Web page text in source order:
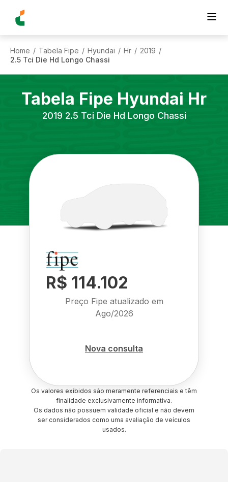
Home / Tabela Fipe / Hyundai / Hr / 2019 /
2.5 Tci Die Hd Longo Chassi
Tabela Fipe Hyundai Hr
2019 2.5 Tci Die Hd Longo Chassi
R$ 114.102
Preço Fipe atualizado em
Ago/2026
Nova consulta
Os valores exibidos são meramente referenciais e têm
finalidade exclusivamente informativa.
Os dados não possuem validade oficial e não devem
ser considerados como uma avaliação de veículos
usados.